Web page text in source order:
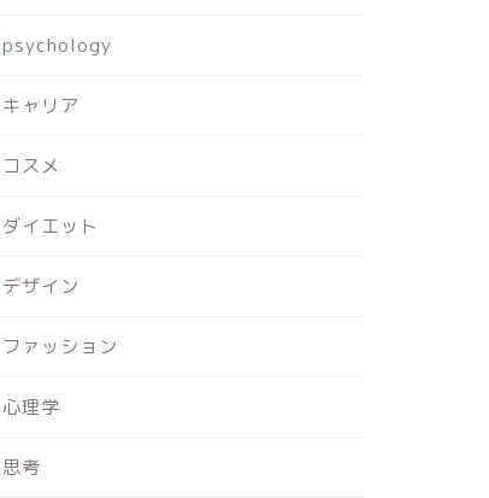
psychology
キャリア
コスメ
ダイエット
デザイン
ファッション
心理学
思考